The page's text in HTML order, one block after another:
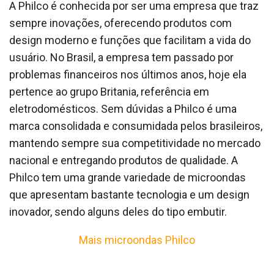
A Philco é conhecida por ser uma empresa que traz
sempre inovações, oferecendo produtos com
design moderno e funções que facilitam a vida do
usuário. No Brasil, a empresa tem passado por
problemas financeiros nos últimos anos, hoje ela
pertence ao grupo Britania, referência em
eletrodomésticos. Sem dúvidas a Philco é uma
marca consolidada e consumidada pelos brasileiros,
mantendo sempre sua competitividade no mercado
nacional e entregando produtos de qualidade. A
Philco tem uma grande variedade de microondas
que apresentam bastante tecnologia e um design
inovador, sendo alguns deles do tipo embutir.
Mais microondas Philco